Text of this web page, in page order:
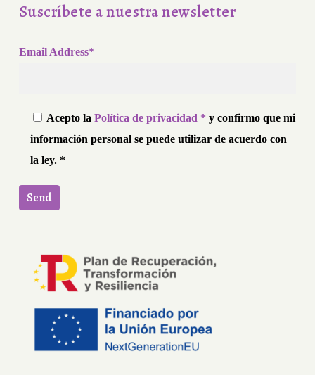
Suscríbete a nuestra newsletter
Email Address*
Acepto la Política de privacidad * y confirmo que mi
información personal se puede utilizar de acuerdo con
la ley. *